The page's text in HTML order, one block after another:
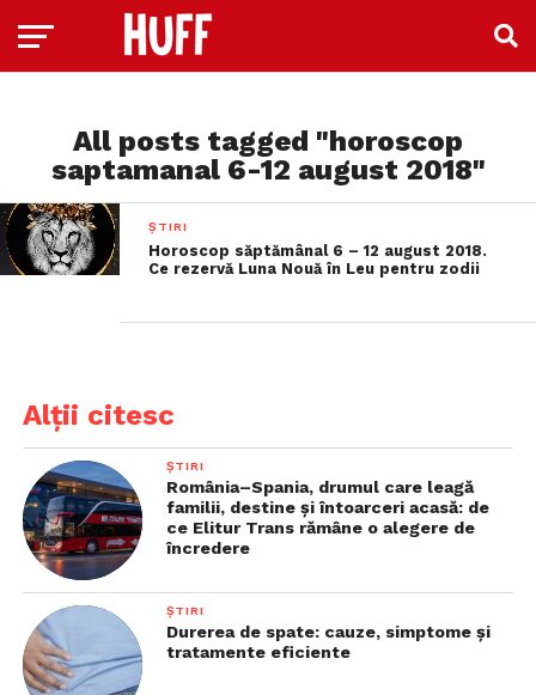
All posts tagged "horoscop
saptamanal 6-12 august 2018"
ȘTIRI
Horoscop săptămânal 6 – 12 august 2018.
Ce rezervă Luna Nouă în Leu pentru zodii
Alții citesc
ȘTIRI
România–Spania, drumul care leagă
familii, destine și întoarceri acasă: de
ce Elitur Trans rămâne o alegere de
încredere
ȘTIRI
Durerea de spate: cauze, simptome și
tratamente eficiente